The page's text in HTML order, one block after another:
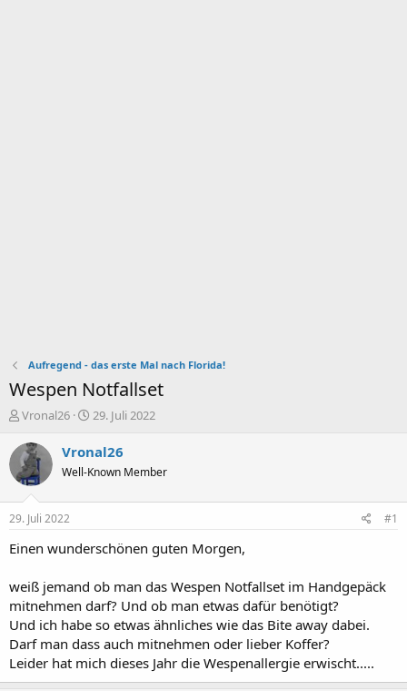
Aufregend - das erste Mal nach Florida!
Wespen Notfallset
E
s
t
e
e
r
Vronal26
E
s
e
a
29. Juli 2022
Vronal26
Well-Known Member
29. Juli 2022 #1
Einen wunderschönen guten Morgen,
weiß jemand ob man das Wespen Notfallset im Handgepäck
mitnehmen darf? Und ob man etwas dafür benötigt?
Und ich habe so etwas ähnliches wie das Bite away dabei.
Darf man dass auch mitnehmen oder lieber Koffer?
Leider hat mich dieses Jahr die Wespenallergie erwischt.....